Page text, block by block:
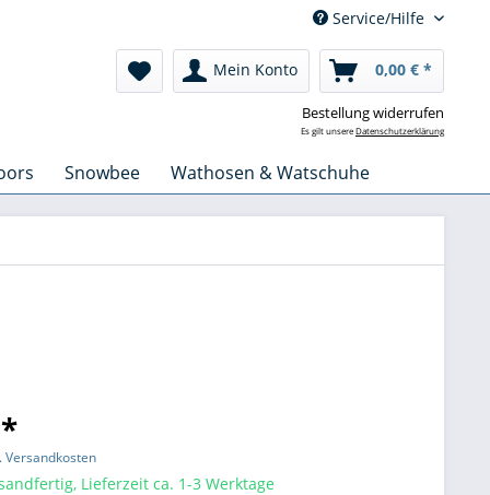
Service/Hilfe
Mein Konto 0,00 € *
Bestellung widerrufen
Es gilt unsereDatenschutzerklärung
Snowbee Wathosen & Watschuhe
Versandkosten
Lieferzeit ca. 1-3 Werktage